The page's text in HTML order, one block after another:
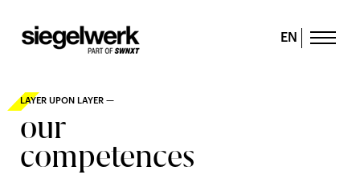
EN
LAYER UPON LAYER —
our
competences